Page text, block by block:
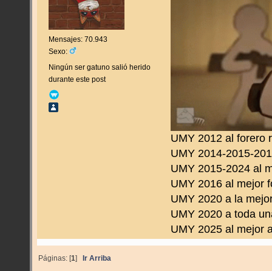
Mensajes: 70.943
Sexo:
Ningún ser gatuno salió herido
durante este post
UMY 2012 al forero
UMY 2014-2015-
UMY 2015-2024 al
UMY 2016 al mejor
UMY 2020 a la
UMY 2020 a toda
UMY 2025 al mejor
Páginas: [1]Ir Arriba